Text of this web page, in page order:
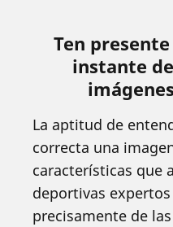
Ten
instante
La aptitud de
correcta una
características que
deportivas
precisamente de